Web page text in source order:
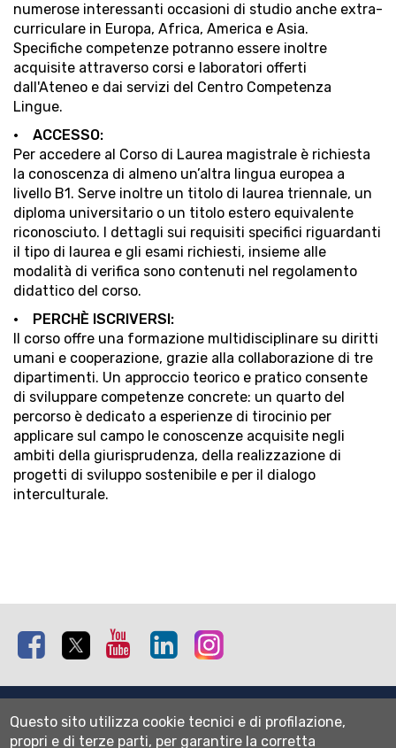
numerose interessanti occasioni di studio anche extra-
curriculare in Europa, Africa, America e Asia.
Specifiche competenze potranno essere inoltre
acquisite attraverso corsi e laboratori offerti
dall'Ateneo e dai servizi del Centro Competenza
Lingue.
• ACCESSO:
Per accedere al Corso di Laurea magistrale è richiesta
la conoscenza di almeno un’altra lingua europea a
livello B1. Serve inoltre un titolo di laurea triennale, un
diploma universitario o un titolo estero equivalente
riconosciuto. I dettagli sui requisiti specifici riguardanti
il tipo di laurea e gli esami richiesti, insieme alle
modalità di verifica sono contenuti nel regolamento
didattico del corso.
• PERCHÈ ISCRIVERSI:
Il corso offre una formazione multidisciplinare su diritti
umani e cooperazione, grazie alla collaborazione di tre
dipartimenti. Un approccio teorico e pratico consente
di sviluppare competenze concrete: un quarto del
percorso è dedicato a esperienze di tirocinio per
applicare sul campo le conoscenze acquisite negli
ambiti della giurisprudenza, della realizzazione di
progetti di sviluppo sostenibile e per il dialogo
interculturale.
Facebook Twitter Youtube Linkedin
Mappa del sito
Normativa cookie
Questo sito utilizza cookie tecnici e di profilazione,
propri e di terze parti, per garantire la corretta